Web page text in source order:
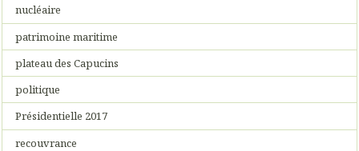
nucléaire
patrimoine maritime
plateau des Capucins
politique
Présidentielle 2017
recouvrance